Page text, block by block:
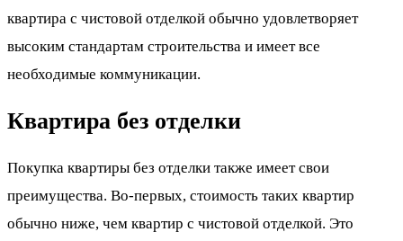
квартира с чистовой отделкой обычно удовлетворяет
высоким стандартам строительства и имеет все
необходимые коммуникации.
Квартира без отделки
Покупка квартиры без отделки также имеет свои
преимущества. Во-первых, стоимость таких квартир
обычно ниже, чем квартир с чистовой отделкой. Это